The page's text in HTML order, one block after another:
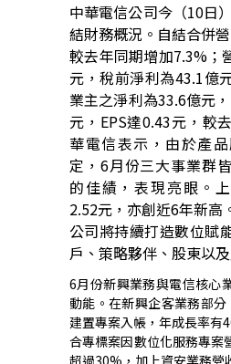
中華電信公司今（10日
結財務概況。自結合併
較去年同期增加7.3% ；
元，稅前淨利為43.1億
業主之淨利為33.6億元，
元， EPS達0.43元，較
華電信表示，由於產
定， 6月份三大事業群
的佳績，表現亮眼。
2.52元，亦創近6年新高
公司將持續打造數位賦
戶、策略夥伴、股東以
6月份新興業務與電信核心
動能。在新興企客業務部分
建置專案入帳，年成長率有
合專標案因數位化服務專案
超過30% ，加上資安業務